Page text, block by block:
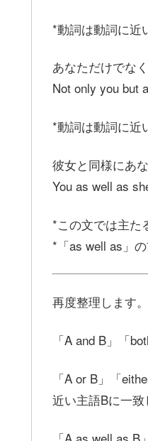
*動詞は動詞に近
あなただけでな
Not only you but
*動詞は動詞に近
彼女と同様にあ
You as well as
*この文では主た
*「as well as」
再度整理します。
「A and B」「
「A or B」「
近い主語Bに一致